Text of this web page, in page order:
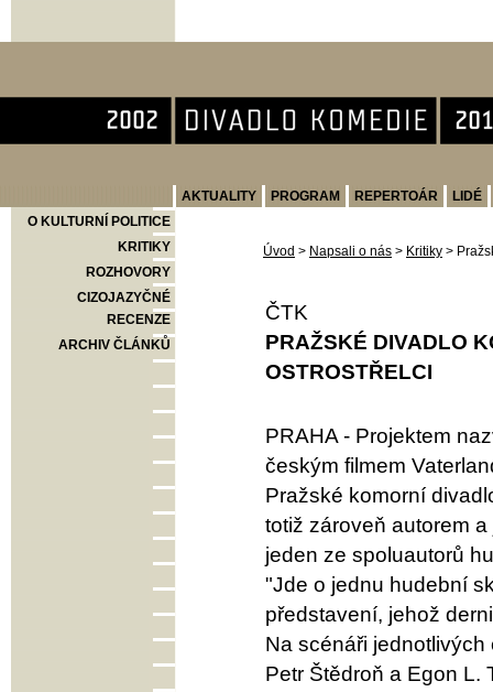
AKTUALITY PROGRAM REPERTOÁR
LIDÉ
O KULTURNÍ POLITICE
KRITIKY
ROZHOVORY
CIZOJAZYČNÉ
RECENZE
ARCHIV ČLÁNKŮ
Úvod > Napsali o nás > Kritiky >
ČTK
PRAŽSKÉ DIVADLO
OSTROSTŘELCI
PRAHA - Projektem
českým filmem
Pražské komorní
totiž zároveň autorem
jeden ze spoluautorů
"Jde o jednu hudební
představení, jehož
Na scénáři
Petr Štědroň a Egon L.